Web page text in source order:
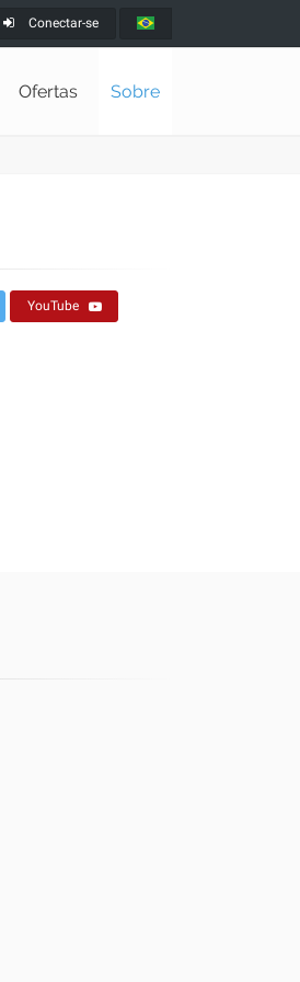
Conectar-se
Ofertas Sobre
YouTube